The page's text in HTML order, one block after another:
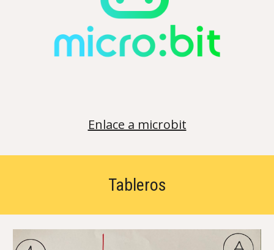
Enlace a microbit
Tableros